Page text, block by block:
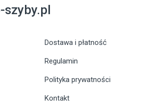
szyby.pl
Dostawa i płatność
Regulamin
Polityka prywatności
Kontakt